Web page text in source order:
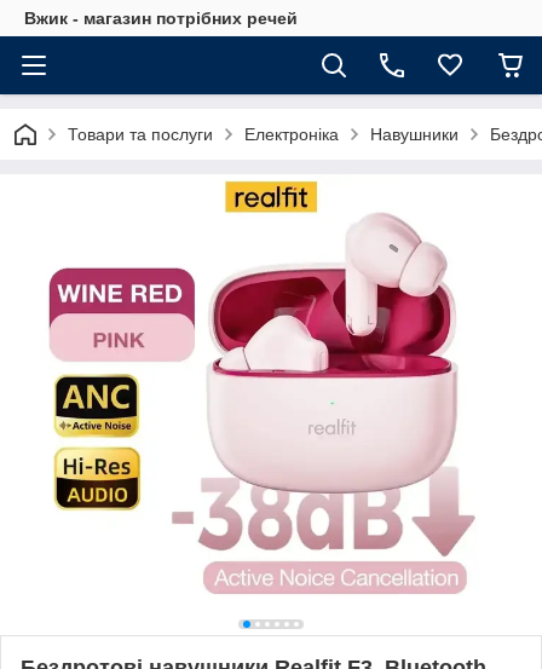
Вжик - магазин потрiбних речей
Товари та послуги Електроніка Навушники